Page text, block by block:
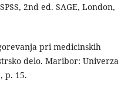
2nd ed. SAGE, London,
pri medicinskih
delo. Maribor: Univerza
p. 15.